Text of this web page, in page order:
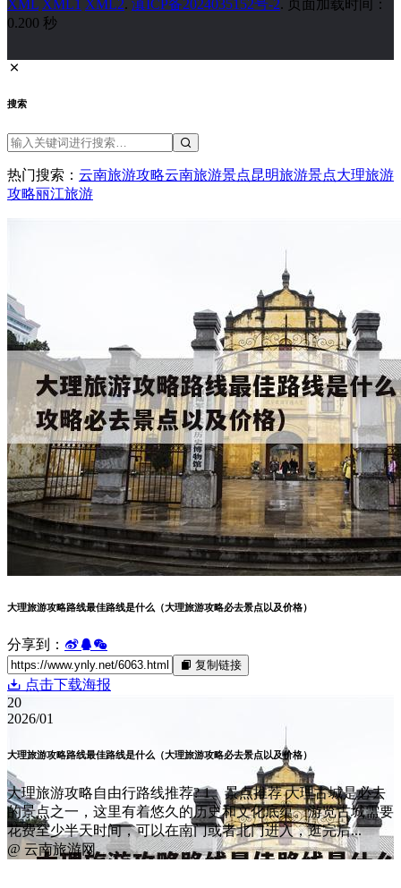
XML XML1 XML2. 滇ICP备2024035152号-2. 页面加载时间：
0.200 秒
搜索
热门搜索： 云南旅游攻略云南旅游景点昆明旅游景点大理旅游
攻略丽江旅游
大理旅游攻略路线最佳路线是什么（大理旅游攻略必去景点以及价格）
分享到：
复制链接
点击下载海报
20
2026/01
大理旅游攻略路线最佳路线是什么（大理旅游攻略必去景点以及价格）
大理旅游攻略自由行路线推荐? 1、景点推荐 大理古城是必去
的景点之一，这里有着悠久的历史和文化底蕴。游览古城需要
花费至少半天时间，可以在南门或者北门进入，逛完后...
@ 云南旅游网